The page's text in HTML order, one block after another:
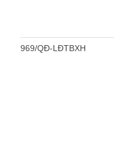
969/QĐ-LĐTBXH